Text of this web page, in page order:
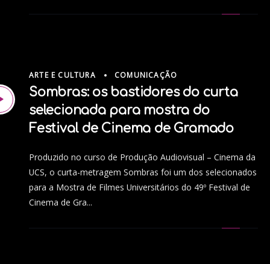
ARTE E CULTURA COMUNICAÇÃO
Sombras: os bastidores do curta
selecionada para mostra do
Festival de Cinema de Gramado
Produzido no curso de Produção Audiovisual – Cinema da
UCS, o curta-metragem Sombras foi um dos selecionados
para a Mostra de Filmes Universitários do 49º Festival de
Cinema de Gra...